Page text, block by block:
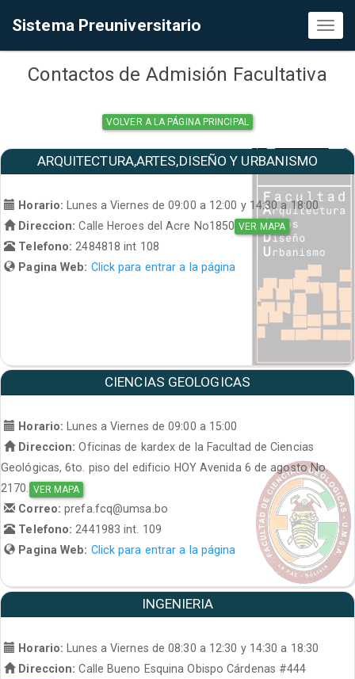
Sistema Preuniversitario
Contactos de Admisión Facultativa
VOLVER A LA PÁGINA PRINCIPAL
ARQUITECTURA,ARTES,DISEÑO Y URBANISMO
Horario:
Lunes a Viernes de 09:00 a 12:00 y 14:30 a 18:00
Direccion: Calle Heroes del Acre No1850 VER MAPA
Telefono: 2484818 int 108
Pagina Web: Click para entrar a la página
CIENCIAS GEOLOGICAS
Horario: Lunes a Viernes de 09:00 a 15:00
Direccion: Oficinas de kardex de la Facultad de Ciencias
Geológicas, 6to. piso del edificio HOY Avenida 6 de agosto No.
2170. VER MAPA
Correo:prefa.fcq@umsa.bo
Telefono:2441983 int. 109
Pagina Web: Click para entrar a la página
INGENIERIA
Horario:
Lunes a Viernes de 08:30 a 12:30 y 14:30 a 18:30
Direccion: Calle Bueno Esquina Obispo Cárdenas #444